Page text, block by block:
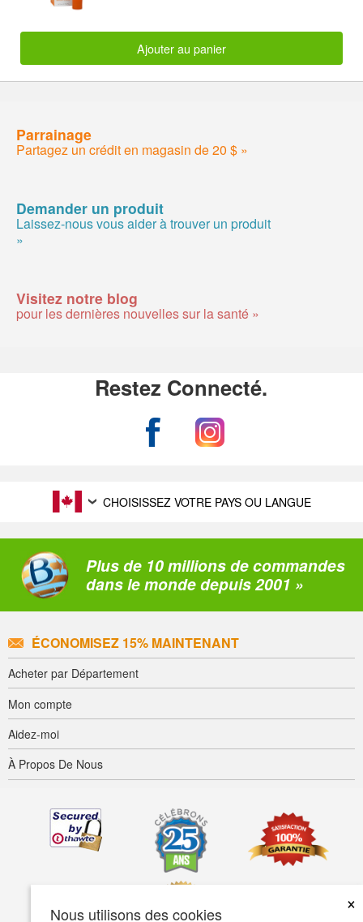
Nous utilisons des cookies
×
Ajouter au panier
Parrainage
Partagez un crédit en magasin de 20 $ »
Demander un produit
Laissez-nous vous aider à trouver un produit
»
Visitez notre blog
pour les dernières nouvelles sur la santé »
Restez Connecté.
CHOISISSEZ VOTRE PAYS OU LANGUE
Plus de 10 millions de commandes
dans le monde depuis 2001 »
ÉCONOMISEZ 15% MAINTENANT
Acheter par Département
Mon compte
Aidez-moi
À Propos De Nous